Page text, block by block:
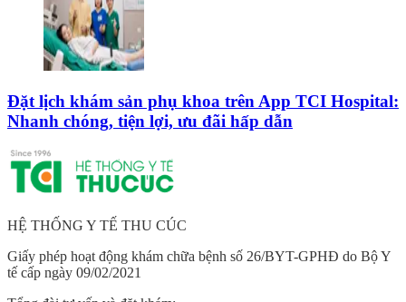
Đặt lịch khám sản phụ khoa trên App TCI Hospital:
Nhanh chóng, tiện lợi, ưu đãi hấp dẫn
HỆ THỐNG Y TẾ THU CÚC
Giấy phép hoạt động khám chữa bệnh số 26/BYT-GPHĐ do Bộ Y
tế cấp ngày 09/02/2021